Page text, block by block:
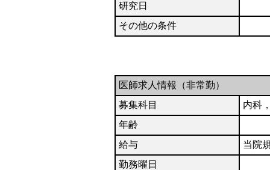
研究日
その他の条件
医師求人情報（非常勤）
募集科目
内科
年齢
給与
当院
勤務曜日